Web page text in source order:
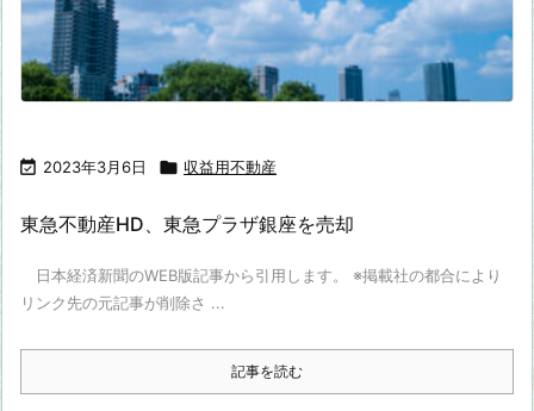
 2023年3月6日  収益用不動産
東急不動産HD、東急プラザ銀座を売却
日本経済新聞のWEB版記事から引用します。 ※掲載社の都合により
リンク先の元記事が削除さ ...
記事を読む